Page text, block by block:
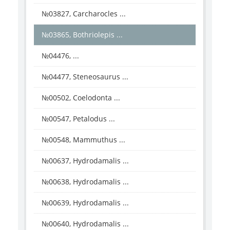
№03827, Carcharocles ...
№03865, Bothriolepis ...
№04476, ...
№04477, Steneosaurus ...
№00502, Coelodonta ...
№00547, Petalodus ...
№00548, Mammuthus ...
№00637, Hydrodamalis ...
№00638, Hydrodamalis ...
№00639, Hydrodamalis ...
№00640, Hydrodamalis ...